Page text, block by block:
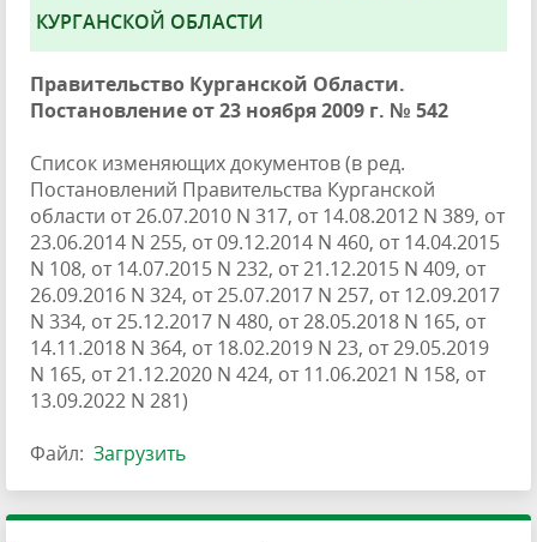
КУРГАНСКОЙ ОБЛАСТИ
Правительство Курганской Области.
Постановление от 23 ноября 2009 г. № 542
Список изменяющих документов (в ред.
Постановлений Правительства Курганской
области от 26.07.2010 N 317, от 14.08.2012 N 389, от
23.06.2014 N 255, от 09.12.2014 N 460, от 14.04.2015
N 108, от 14.07.2015 N 232, от 21.12.2015 N 409, от
26.09.2016 N 324, от 25.07.2017 N 257, от 12.09.2017
N 334, от 25.12.2017 N 480, от 28.05.2018 N 165, от
14.11.2018 N 364, от 18.02.2019 N 23, от 29.05.2019
N 165, от 21.12.2020 N 424, от 11.06.2021 N 158, от
13.09.2022 N 281)
Файл: Загрузить